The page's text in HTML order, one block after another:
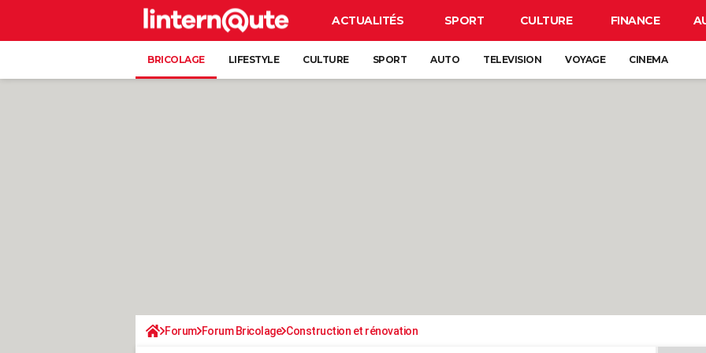
ACTUALITÉS SPORT CULTURE FINANCE
BRICOLAGE LIFESTYLE CULTURE SPORT AUTO TELEVISION VOYAGE CINEMA
Forum Forum Bricolage Construction et rénovation